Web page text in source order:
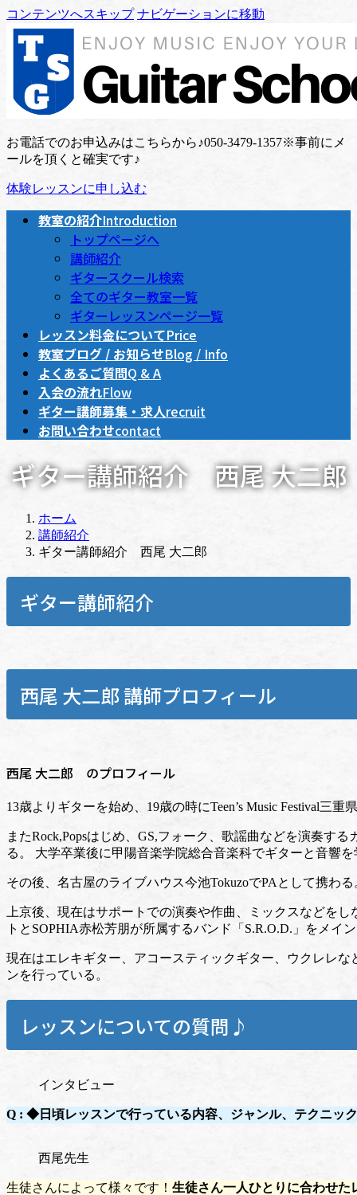
コンテンツへスキップ ナビゲーションに移動
お電話でのお申込みはこちらから♪050-3479-1357※事前にメ
ールを頂くと確実です♪
体験レッスンに申し込む
教室の紹介Introduction
トップページへ
講師紹介
ギタースクール検索
全てのギター教室一覧
ギターレッスンページ一覧
レッスン料金についてPrice
教室ブログ / お知らせBlog / Info
よくあるご質問Q & A
入会の流れFlow
ギター講師募集・求人recruit
お問い合わせcontact
ギター講師紹介 西尾 大二郎
ホーム
講師紹介
ギター講師紹介 西尾 大二郎
ギター講師紹介
西尾 大二郎 講師プロフィール
西尾 大二郎 のプロフィール
13歳よりギターを始め、19歳の時にTeen’s Music Festival三重
またRock,Popsはじめ、GS,フォーク、歌謡曲などを演奏す
る。 大学卒業後に甲陽音楽学院総合音楽科でギターと音響を
その後、名古屋のライブハウス今池TokuzoでPAとして携わる
上京後、現在はサポートでの演奏や作曲、ミックスなどを
トとSOPHIA赤松芳朋が所属するバンド「S.R.O.D.」をメイ
現在はエレキギター、アコースティックギター、ウクレレな
ンを行っている。
レッスンについての質問♪
インタビュー
Q : ◆ 日頃レッスンで行っている内容、ジャンル、テクニッ
西尾先生
生徒さんによって様々です！ 生徒さん一人ひとりに合わせた